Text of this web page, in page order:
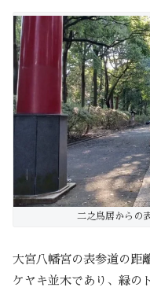
二之鳥居からの
大宮八幡宮の表参道の距
ケヤキ並木であり、緑の